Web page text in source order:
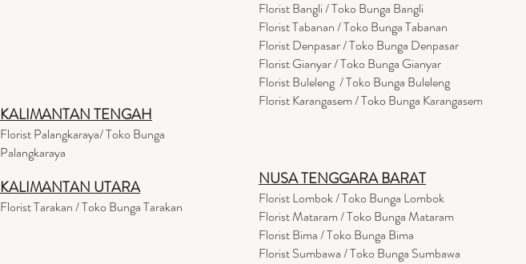
KALIMANTAN TENGAH
Florist Palangkaraya/ Toko Bunga
Palangkaraya
KALIMANTAN UTARA
Florist Tarakan / Toko Bunga Tarakan
Florist Bangli / Toko Bunga Bangli
FloristTabanan/ Toko Bunga Tabanan
Florist Denpasar / Toko Bunga Denpasar
Florist Gianyar / Toko Bunga Gianyar
Florist Buleleng / Toko Bunga Buleleng
Florist Karangasem / Toko Bunga Karangasem
NUSA TENGGARA BARAT
Florist Lombok / Toko Bunga Lombok
FloristMataram/ Toko Bunga Mataram
Florist Bima / Toko Bunga Bima
Florist Sumbawa / Toko Bunga Sumbawa